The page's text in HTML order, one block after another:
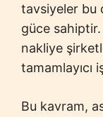
tavsiyeler bu
güce sahiptir.
nakliye
tamamlayıcı
Bu kavram,